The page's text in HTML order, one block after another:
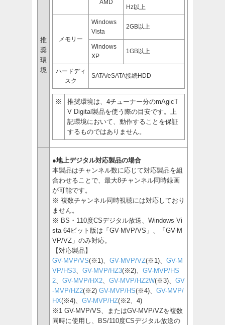
推
奨
環
境
AMD
Hz以上
メモリー
Windows
Vista
2GB以上
Windows
XP
1GB以上
ハードディ
スク
SATA/eSATA接続HDD
※
推奨環境は、4チューナー分のmAgicT
V Digital製品を使う際の目安です。上
記環境において、動作することを保証
するものではありません。
●地上デジタル対応製品の場合
本製品はチャンネル数に応じて対応製品を組
合わせることで、最大8チャンネル同時録画
が可能です。
※ 複数チャンネル同時視聴には対応しており
ません。
※ BS・110度CSデジタル放送、Windows Vi
sta 64ビット版は「GV-MVP/VS」、「GV-M
VP/VZ」のみ対応。
【対応製品】
GV-MVP/VS(※1)、 GV-MVP/VZ(※1)、 GV-M
VP/HS3
GV-MVP/HZ3(※2)、 GV-MVP/HS
2
GV-MVP/HX2 GV-MVP/HZ2W(※3)、 GV
-MVP/HZ2(※2) GV-MVP/HS(※4)、 GV-MVP/
HX(※4)、 GV-MVP/HZ(※2、4)
※1 GV-MVP/VS、またはGV-MVP/VZを複数
同時に使用し、BS/110度CSデジタル放送の